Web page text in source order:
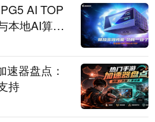
AI TOP
本地AI算力
器盘点：
持